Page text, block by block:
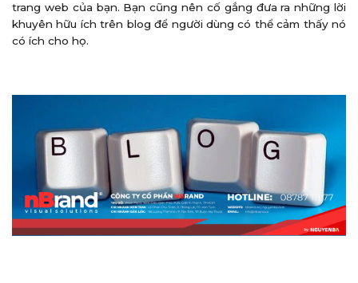
trang web của bạn. Bạn cũng nên cố gắng đưa ra những lời
khuyên hữu ích trên blog để người dùng có thể cảm thấy nó
có ích cho họ.